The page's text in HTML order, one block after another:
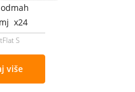
x24
S
više